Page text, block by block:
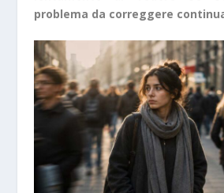
problema da correggere